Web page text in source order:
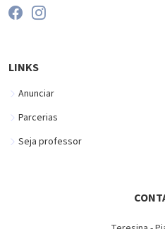
LINKS
Anunciar
Parcerias
Seja professor